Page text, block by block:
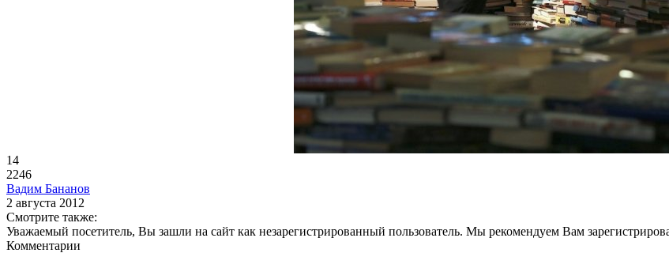
14
2246
Вадим Бананов
2 августа 2012
Смотрите также:
Уважаемый посетитель, Вы зашли на сайт как незарегистрированный пользователь. Мы рекомендуем Вам
Комментарии